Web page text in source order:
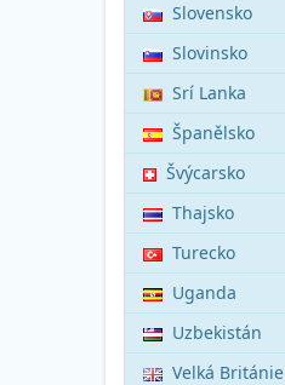
Slovensko
Slovinsko
Srí Lanka
Španělsko
Švýcarsko
Thajsko
Turecko
Uganda
Uzbekistán
Velká Británie